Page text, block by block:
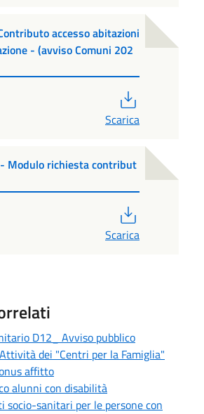
accesso abitazioni
- (avviso Comuni 202
Scarica
Modulo richiesta contribut
Scarica
D12_ Avviso pubblico
dei "Centri per la Famiglia"
affitto
alunni con disabilità
sanitari per le persone con